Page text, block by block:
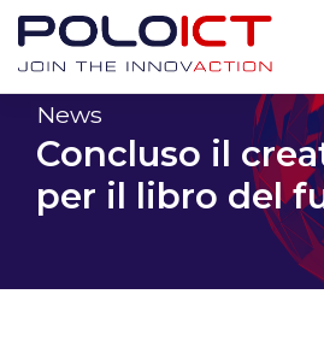
Skip
contentNews
Concluso il
per il libro del